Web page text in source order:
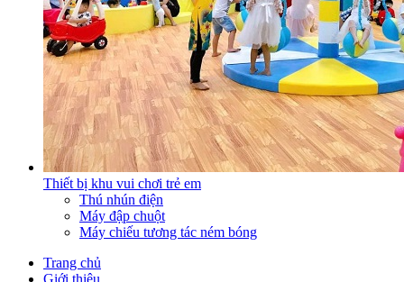
Thiết bị khu vui chơi trẻ em
Thú nhún điện
Máy đập chuột
Máy chiếu tương tác ném bóng
Trang chủ
Giới thiệu